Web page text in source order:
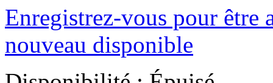
Enregistrez-vous pour être
nouveau disponible